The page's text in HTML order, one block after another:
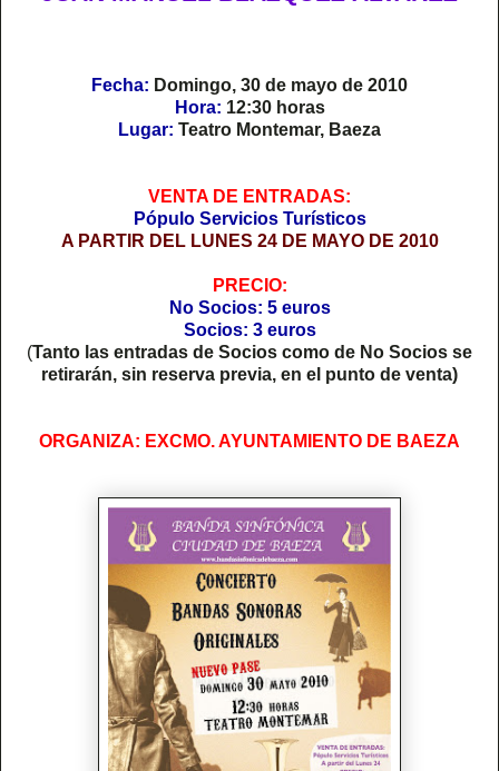
Fecha: Domingo, 30 de mayo de 2010
Hora: 12:30 horas
Lugar: Teatro Montemar, Baeza
VENTA DE ENTRADAS:
Pópulo Servicios Turísticos
A PARTIR DEL LUNES 24 DE MAYO DE 2010
PRECIO:
No Socios: 5 euros
Socios: 3 euros
(Tanto las entradas de Socios como de No Socios se
retirarán, sin reserva previa, en el punto de venta)
ORGANIZA: EXCMO. AYUNTAMIENTO DE BAEZA